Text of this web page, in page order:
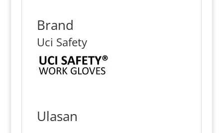
Brand
Uci Safety
Ulasan